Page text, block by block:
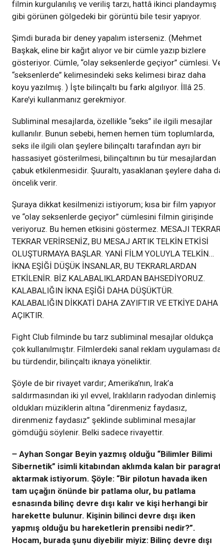
filmin kurgulanılış ve veriliş tarzı, hattâ ikinci plandaymış
gibi görünen gölgedeki bir görüntü bile tesir yapıyor.
Şimdi burada bir deney yapalım isterseniz. (Mehmet
Başkak, eline bir kağıt alıyor ve bir cümle yazıp bizlere
gösteriyor. Cümle, “olay seksenlerde geçiyor” cümlesi.
“seksenlerde” kelimesindeki seks kelimesi biraz daha
koyu yazılmış. ) İşte bilinçaltı bu farkı algılıyor. İllâ 25.
Kare’yi kullanmanız gerekmiyor.
Subliminal mesajlarda, özellikle “seks” ile ilgili mesajlar
kullanılır. Bunun sebebi, hemen hemen tüm toplumlarda,
seks ile ilgili olan şeylere bilinçaltı tarafından ayrı bir
hassasiyet gösterilmesi, bilinçaltının bu tür mesajlardan
çabuk etkilenmesidir. Şuuraltı, yasaklanan şeylere daha
öncelik verir.
Şuraya dikkat kesilmenizi istiyorum; kısa bir film yapıyor
ve “olay seksenlerde geçiyor” cümlesini filmin girişinde
veriyoruz. Bu hemen etkisini göstermez. MESAJI
TEKRAR VERİRSENİZ, BU MESAJ ARTIK TELKİN ETKİSİ
OLUŞTURMAYA BAŞLAR. YANİ FİLM YOLUYLA TELKİN…
İKNA EŞİĞİ DÜŞÜK İNSANLAR, BU TEKRARLARDAN
ETKİLENİR. BİZ KALABALIKLARDAN BAHSEDİYORUZ.
KALABALIĞIN İKNA EŞİĞİ DAHA DÜŞÜKTÜR.
KALABALIĞIN DİKKATİ DAHA ZAYIFTIR VE ETKİYE DAHA
AÇIKTIR.
Fight Club filminde bu tarz subliminal mesajlar oldukça
çok kullanılmıştır. Filmlerdeki sanal reklam uygulaması
bu türdendir, bilinçaltı iknaya yöneliktir.
Şöyle de bir rivayet vardır; Amerika’nın, Irak’a
saldırmasından iki yıl evvel, Iraklıların radyodan dinlemiş
oldukları müziklerin altına “direnmeniz faydasız,
direnmeniz faydasız” şeklinde subliminal mesajlar
gömdüğü söylenir. Belki sadece rivayettir.
– Ayhan Songar Beyin yazmış olduğu “Bilimler Bilimi
Sibernetik” isimli kitabından aklımda kalan bir
aktarmak istiyorum. Şöyle: “Bir pilotun havada iken
tam uçağın önünde bir patlama olur, bu patlama
esnasında bilinç devre dışı kalır ve kişi herhangi bir
harekette bulunur. Kişinin bilinci devre dışı iken
yapmış olduğu bu hareketlerin prensibi nedir?”.
Hocam, burada şunu diyebilir miyiz: Bilinç devre dışı